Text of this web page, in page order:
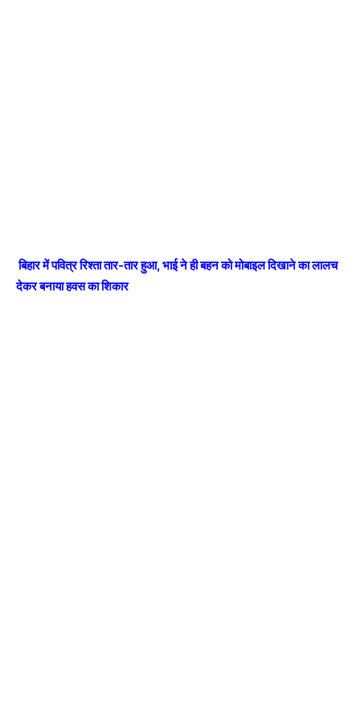
बिहार में पवित्र रिश्ता तार-तार हुआ, भाई ने ही बहन को मोबाइल दिखाने का लालच
देकर बनाया हवस का शिकार